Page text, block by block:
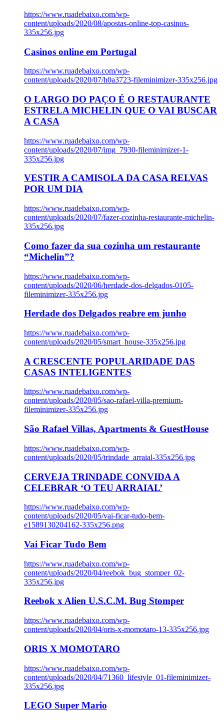
https://www.ruadebaixo.com/wp-
content/uploads/2020/08/apostas-online-top-casinos-
335x256.jpg
Casinos online em Portugal
https://www.ruadebaixo.com/wp-
content/uploads/2020/07/h0a3723-fileminimizer-335x256.jpg
O LARGO DO PAÇO É O RESTAURANTE
ESTRELA MICHELIN QUE O VAI BUSCAR
A CASA
https://www.ruadebaixo.com/wp-
content/uploads/2020/07/img_7930-fileminimizer-1-
335x256.jpg
VESTIR A CAMISOLA DA CASA RELVAS
POR UM DIA
https://www.ruadebaixo.com/wp-
content/uploads/2020/07/fazer-cozinha-restaurante-michelin-
335x256.jpg
Como fazer da sua cozinha um restaurante
“Michelin”?
https://www.ruadebaixo.com/wp-
content/uploads/2020/06/herdade-dos-delgados-0105-
fileminimizer-335x256.jpg
Herdade dos Delgados reabre em junho
https://www.ruadebaixo.com/wp-
content/uploads/2020/05/smart_house-335x256.jpg
A CRESCENTE POPULARIDADE DAS
CASAS INTELIGENTES
https://www.ruadebaixo.com/wp-
content/uploads/2020/05/sao-rafael-villa-premium-
fileminimizer-335x256.jpg
São Rafael Villas, Apartments & GuestHouse
https://www.ruadebaixo.com/wp-
content/uploads/2020/05/trindade_arraial-335x256.jpg
CERVEJA TRINDADE CONVIDA A
CELEBRAR ‘O TEU ARRAIAL’
https://www.ruadebaixo.com/wp-
content/uploads/2020/05/vai-ficar-tudo-bem-
e1589130204162-335x256.png
Vai Ficar Tudo Bem
https://www.ruadebaixo.com/wp-
content/uploads/2020/04/reebok_bug_stomper_02-
335x256.jpg
Reebok x Alien U.S.C.M. Bug Stomper
https://www.ruadebaixo.com/wp-
content/uploads/2020/04/oris-x-momotaro-13-335x256.jpg
ORIS X MOMOTARO
https://www.ruadebaixo.com/wp-
content/uploads/2020/04/71360_lifestyle_01-fileminimizer-
335x256.jpg
LEGO Super Mario